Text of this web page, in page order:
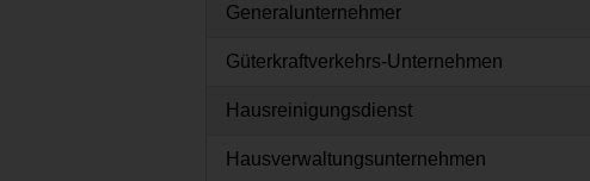
Generalunternehmer
Güterkraftverkehrs-Unternehmen
Hausreinigungsdienst
Hausverwaltungsunternehmen